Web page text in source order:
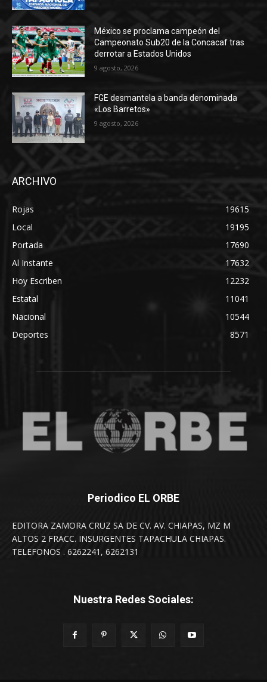
México se proclama campeón del
Campeonato Sub20 de la Concacaf tras
derrotar a Estados Unidos
9 agosto, 2026
FGE desmantela a banda denominada
«Los Barretos»
9 agosto, 2026
ARCHIVO
Rojas
19615
Local
19195
Portada
17690
Al Instante
17632
Hoy Escriben
12232
Estatal
11041
Nacional
10544
Deportes
8571
Periodico EL ORBE
EDITORA ZAMORA CRUZ SA DE CV. AV. CHIAPAS, MZ M
ALTOS 2 FRACC. INSURGENTES TAPACHULA CHIAPAS.
TELEFONOS . 6262241, 6262131
Nuestra Redes Sociales: